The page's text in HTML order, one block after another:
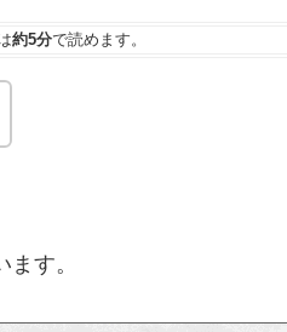
約5分で読めます。
す。